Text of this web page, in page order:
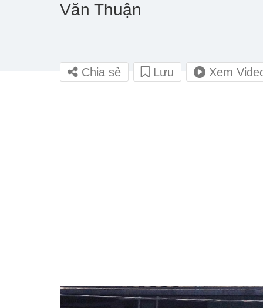
Văn Thuận
Chia sẻ Lưu Xem